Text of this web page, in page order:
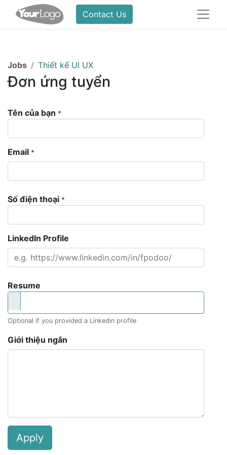
Contact Us
Jobs Thiết kế UI UX
Đơn ứng tuyển
Tên của bạn *
Email *
Số điện thoại *
LinkedIn Profile
Resume
Optional if you provided a Linkedin profile
Giới thiệu ngắn
Apply